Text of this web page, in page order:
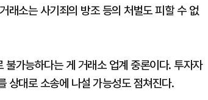
래소는 사기죄의 방조 등의 처벌도 피할 수 없
가능하다는 게 거래소 업계 중론이다. 투자자
상대로 소송에 나설 가능성도 점쳐진다.